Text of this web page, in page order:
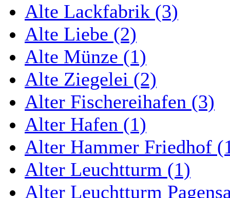
Alte Lackfabrik (3)
Alte Liebe (2)
Alte Münze (1)
Alte Ziegelei (2)
Alter Fischereihafen (3)
Alter Hafen (1)
Alter Hammer Friedhof
Alter Leuchtturm (1)
Alter Leuchtturm